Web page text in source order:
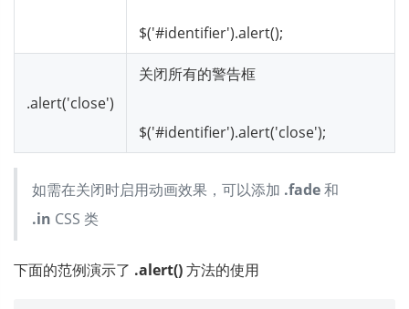
$('#identifier').alert();
.alert('close')
关闭所有的警告框
$('#identifier').alert('close');
如需在关闭时启用动画效果，可以添加 .fade和
.in CSS 类
下面的范例演示了 .alert()方法的使用